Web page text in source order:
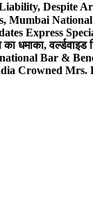
Despite
Mumbai
Express
का धमाका,
Bar &
Crowned Mrs.